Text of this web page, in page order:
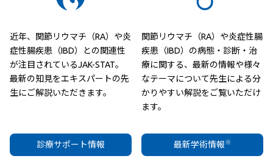
近年、関節リウマチ（RA）や炎
症性腸疾患（IBD）との関連性
が注目されているJAK-STAT。
最新の知見をエキスパートの先
生にご解説いただきます。
関節リウマチ（RA）や炎症性腸
疾患（IBD）の病態・診断・治
療に関する、最新の情報や様々
なテーマについて先生による分
かりやすい解説をご覧いただけ
ます。
診療サポート情報 最新学術情報※